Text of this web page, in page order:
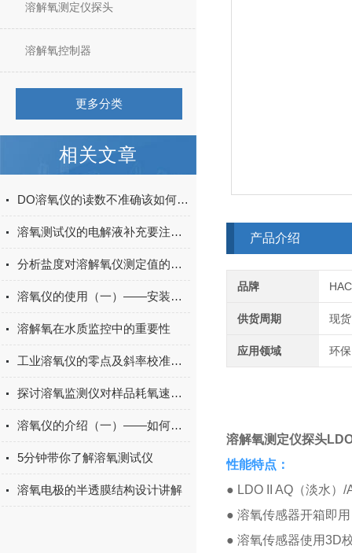
溶解氧测定仪探头
溶解氧控制器
更多分类
相关文章
DO溶氧仪的读数不准确该如何分析？
溶氧测试仪的电解液补充要注意哪些事项？
分析盐度对溶解氧仪测定值的影响
溶氧仪的使用（一）——安装和注意事项
溶解氧在水质监控中的重要性
工业溶氧仪的零点及斜率校准方法说明
探讨溶氧监测仪对样品耗氧速率的监测
溶氧仪的介绍（一）——如何选择合适的溶氧仪
5分钟带你了解溶氧测试仪
溶氧电极的半透膜结构设计讲解
产品介绍
品牌
供货周期 现货
应用领域 环
溶解氧测定仪探头
性能特点：
● LDO II AQ（淡水）
● 溶氧传感器开箱即
● 溶氧传感器使用3D